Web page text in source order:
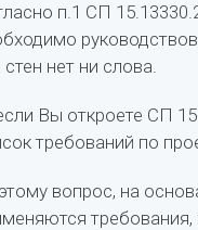
п.1 СП
стен нет ни слова.
Вы откроете СП
требований по
вопрос, на